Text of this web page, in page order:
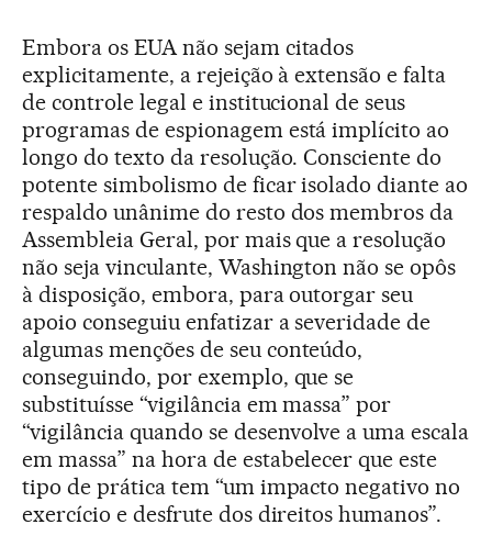
Embora os EUA não sejam citados
explicitamente, a rejeição à extensão e falta
de controle legal e institucional de seus
programas de espionagem está implícito ao
longo do texto da resolução. Consciente do
potente simbolismo de ficar isolado diante ao
respaldo unânime do resto dos membros da
Assembleia Geral, por mais que a resolução
não seja vinculante, Washington não se opôs
à disposição, embora, para outorgar seu
apoio conseguiu enfatizar a severidade de
algumas menções de seu conteúdo,
conseguindo, por exemplo, que se
substituísse “vigilância em massa” por
“vigilância quando se desenvolve a uma escala
em massa” na hora de estabelecer que este
tipo de prática tem “um impacto negativo no
exercício e desfrute dos direitos humanos”.